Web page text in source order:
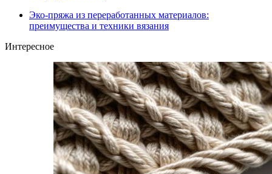
Эко-пряжа из переработанных материалов:
преимущества и техники вязания
Интересное